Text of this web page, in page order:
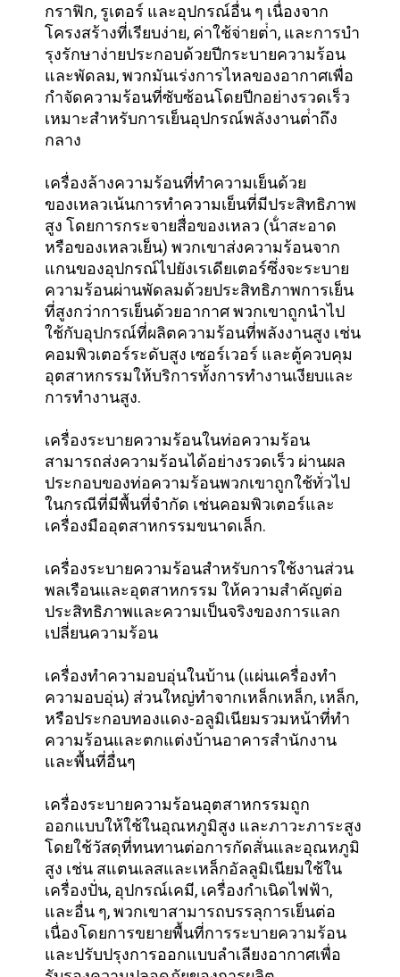
กราฟิก, รูเตอร์ และอุปกรณ์อื่น ๆ เนื่องจาก
โครงสร้างที่เรียบง่าย, ค่าใช้จ่ายต่ํา, และการบํา
รุงรักษาง่ายประกอบด้วยปีกระบายความร้อน
และพัดลม, พวกมันเร่งการไหลของอากาศเพื่อ
กําจัดความร้อนที่ซับซ้อนโดยปีกอย่างรวดเร็ว
เหมาะสําหรับการเย็นอุปกรณ์พลังงานต่ําถึง
กลาง
เครื่องล้างความร้อนที่ทําความเย็นด้วย
ของเหลวเน้นการทําความเย็นที่มีประสิทธิภาพ
สูง โดยการกระจายสื่อของเหลว (น้ําสะอาด
หรือของเหลวเย็น) พวกเขาส่งความร้อนจาก
แกนของอุปกรณ์ไปยังเรเดียเตอร์ซึ่งจะระบาย
ความร้อนผ่านพัดลมด้วยประสิทธิภาพการเย็น
ที่สูงกว่าการเย็นด้วยอากาศ พวกเขาถูกนําไป
ใช้กับอุปกรณ์ที่ผลิตความร้อนที่พลังงานสูง เช่น
คอมพิวเตอร์ระดับสูง เซอร์เวอร์ และตู้ควบคุม
อุตสาหกรรมให้บริการทั้งการทํางานเงียบและ
การทํางานสูง.
เครื่องระบายความร้อนในท่อความร้อน
สามารถส่งความร้อนได้อย่างรวดเร็ว ผ่านผล
ประกอบของท่อความร้อนพวกเขาถูกใช้ทั่วไป
ในกรณีที่มีพื้นที่จํากัด เช่นคอมพิวเตอร์และ
เครื่องมืออุตสาหกรรมขนาดเล็ก.
เครื่องระบายความร้อนสําหรับการใช้งานส่วน
พลเรือนและอุตสาหกรรม ให้ความสําคัญต่อ
ประสิทธิภาพและความเป็นจริงของการแลก
เปลี่ยนความร้อน
เครื่องทําความอบอุ่นในบ้าน (แผ่นเครื่องทํา
ความอบอุ่น) ส่วนใหญ่ทําจากเหล็กเหล็ก, เหล็ก,
หรือประกอบทองแดง-อลูมิเนียมรวมหน้าที่ทํา
ความร้อนและตกแต่งบ้านอาคารสํานักงาน
และพื้นที่อื่นๆ
เครื่องระบายความร้อนอุตสาหกรรมถูก
ออกแบบให้ใช้ในอุณหภูมิสูง และภาวะภาระสูง
โดยใช้วัสดุที่ทนทานต่อการกัดสั่นและอุณหภูมิ
สูง เช่น สแตนเลสและเหล็กอัลลูมิเนียมใช้ใน
เครื่องปั่น, อุปกรณ์เคมี, เครื่องกําเนิดไฟฟ้า,
และอื่น ๆ, พวกเขาสามารถบรรลุการเย็นต่อ
เนื่องโดยการขยายพื้นที่การระบายความร้อน
และปรับปรุงการออกแบบลําเลียงอากาศเพื่อ